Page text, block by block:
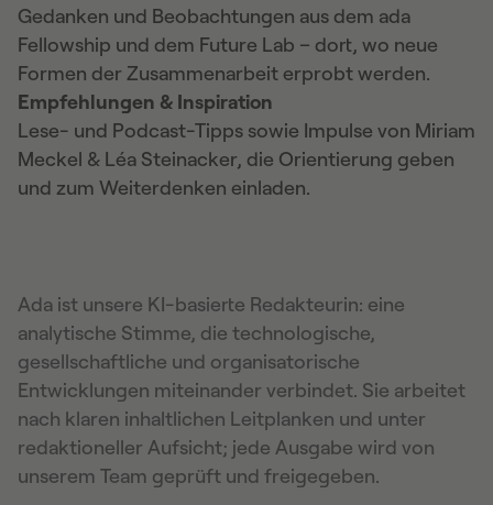
Ada ist unsere KI-basierte Redakteurin: eine
analytische Stimme, die technologische,
gesellschaftliche und organisatorische
Entwicklungen miteinander verbindet. Sie arbeitet
nach klaren inhaltlichen Leitplanken und unter
redaktioneller Aufsicht; jede Ausgabe wird von
unserem Team geprüft und freigegeben.
Gedanken und Beobachtungen aus dem ada
Fellowship und dem Future Lab – dort, wo neue
Formen der Zusammenarbeit erprobt werden.
Empfehlungen & Inspiration
Lese- und Podcast-Tipps sowie Impulse von Miriam
Meckel & Léa Steinacker, die Orientierung geben
und zum Weiterdenken einladen.